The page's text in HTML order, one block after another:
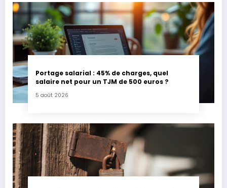
Portage salarial : 45% de charges, quel
salaire net pour un TJM de 500 euros ?
5 août 2026